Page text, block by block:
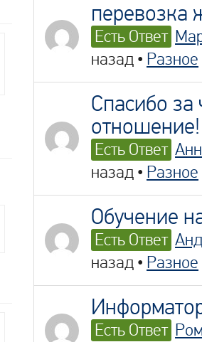
перевозка
Есть Ответ
назад • Разное
Спасибо за
отношение!
Есть Ответ
назад • Разное
Обучение
Есть Ответ
назад • Разное
Есть Ответ